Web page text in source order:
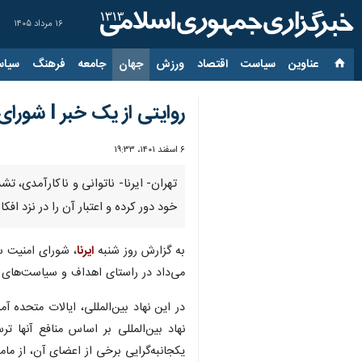
۱۶ مرداد ۱۴۰۵
عناوین‌ سیاست اقتصاد ورزش جهان جامعه فرهنگ
روایتی از یک خبر l شورای امنیت سازمان ملل؛ هر روز بی‌اعتبارتر از دیروز
۶ اسفند ۱۴۰۱، ۱۹:۳۳